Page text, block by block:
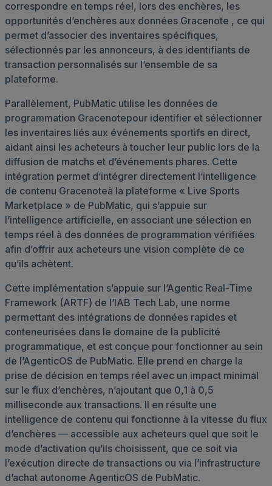
correspondre en temps réel, lors des enchères, les
opportunités d’enchères aux données Gracenote , ce qui
permet d’associer des inventaires spécifiques,
sélectionnés par les annonceurs, à des identifiants de
transaction personnalisés sur l’ensemble de sa
plateforme.
Parallèlement, PubMatic utilise les données de
programmation Gracenotepour identifier et sélectionner
les inventaires liés aux événements sportifs en direct,
aidant ainsi les acheteurs à toucher leur public lors de la
diffusion de matchs et d’événements phares. Cette
intégration permet d’intégrer directement l’intelligence
de contenu Gracenoteà la plateforme « Live Sports
Marketplace » de PubMatic, qui s’appuie sur
l’intelligence artificielle, en associant une sélection en
temps réel à des données de programmation vérifiées
afin d’offrir aux acheteurs une vision complète de ce
qu’ils achètent.
Cette implémentation s’appuie sur l’Agentic Real-Time
Framework (ARTF) de l’IAB Tech Lab, une norme
permettant des intégrations de données rapides et
conteneurisées dans le domaine de la publicité
programmatique, et est conçue pour fonctionner au sein
de l’AgenticOS de PubMatic. Elle prend en charge la
prise de décision en temps réel avec un impact minimal
sur le flux d’enchères, n’ajoutant que 0,1 à 0,5
milliseconde aux transactions. Il en résulte une
intelligence de contenu qui fonctionne à la vitesse du flux
d’enchères — accessible aux acheteurs quel que soit le
mode d’activation qu’ils choisissent, que ce soit via
l’exécution directe de transactions ou via l’infrastructure
d’achat autonome AgenticOS de PubMatic.